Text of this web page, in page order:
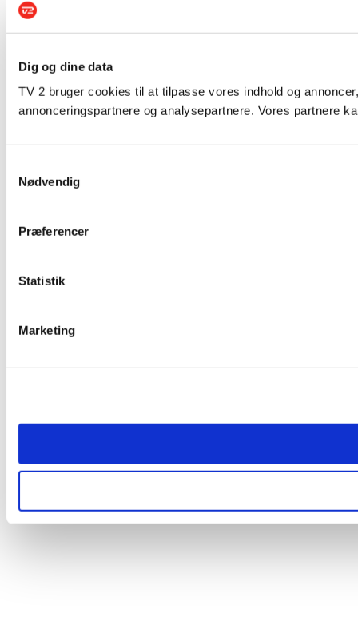
Dig og dine data
TV 2 bruger cookies til at tilpasse vores indhold og
annonceringspartnere og analysepartnere. Vores partnere
Nødvendig
Præferencer
Statistik
Marketing